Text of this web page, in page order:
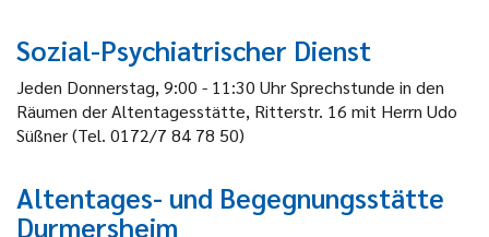
Sozial-Psychiatrischer Dienst
Jeden Donnerstag, 9:00 - 11:30 Uhr Sprechstunde in den
Räumen der Altentagesstätte, Ritterstr. 16 mit Herrn Udo
Süßner (Tel. 0172/7 84 78 50)
Altentages- und Begegnungsstätte
Durmersheim